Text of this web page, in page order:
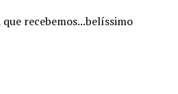
recebemos...belíssimo